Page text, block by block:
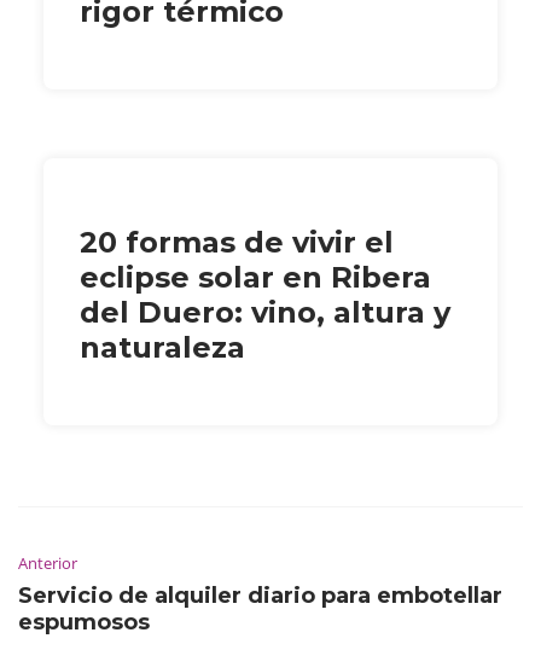
rigor térmico
20 formas de vivir el
eclipse solar en Ribera
del Duero: vino, altura y
naturaleza
Anterior
Servicio de alquiler diario para embotellar
espumosos